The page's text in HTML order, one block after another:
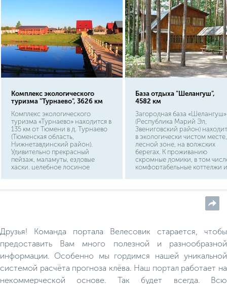
Комплекс экологического
туризма "Турнаево", 3626 км
Комплекс экологического
туризма «Турнаево» находится в
135 км от Тюмени в д. Турнаево
(Тюменская область,
Нижнетавдинский район).
Удивительно прекрасный
пейзаж, маламуты, ездовые
хаски, целебное лосиное
База отдыха "Шелангуш",
4582 км
Загородная база «Шелангуш»
(Республика Марий Эл,
Звениговский район)
в экологически чистом
лесной зоне, на волжских
берегах. К проживанию
скромные домики, в том
комфортабельные коттеджи
Территория базы вмещает
беседки, столы под открытым
Друзья! Команда портала Велесовик старается, чтобы
предоставить Вам много полезной и разнообразной
информации. Особенно мы гордимся нашей уникальной
системой расчёта прогноза клёва. Наш портал работает на
некоммерческой основе. Так будет всегда. Всю